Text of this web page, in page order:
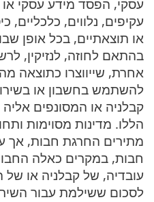
עסקי, הפסד מידע עסקי או
עקיפים, נלווים, כלכליים,
או תוצאתיים, בכל אופן שבו
בהתאם לחוזה, לנזיקין,
אחרת, שייווצרו כתוצאה
להשתמש בחשבון או
קבלניה או המסונפים
הללו. מדינות מסוימות
מתירים החרגת חבות, אך
חבות, במקרים כאלה
עובדיה, של קבלניה או של
לסכום ששילמת עבור